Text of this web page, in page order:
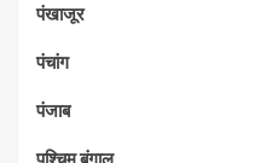
पंखाजूर
पंचांग
पंजाब
पश्चिम बंगाल